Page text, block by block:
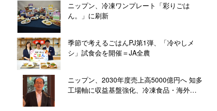
ニップン、冷凍ワンプレート「彩りごは
ん。」に刷新
季節で考えるごはんPJ第1弾、「冷やしメ
シ」試食会を開催＝JA全農
ニップン、2030年度売上高5000億円へ 知多
工場軸に収益基盤強化、冷凍食品・海外を